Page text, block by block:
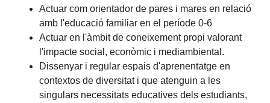
Actuar com orientador de pares i mares en relació
amb l'educació familiar en el període 0-6
Actuar en l'àmbit de coneixement propi valorant
l'impacte social, econòmic i mediambiental.
Dissenyar i regular espais d'aprenentatge en
contextos de diversitat i que atenguin a les
singulars necessitats educatives dels estudiants,